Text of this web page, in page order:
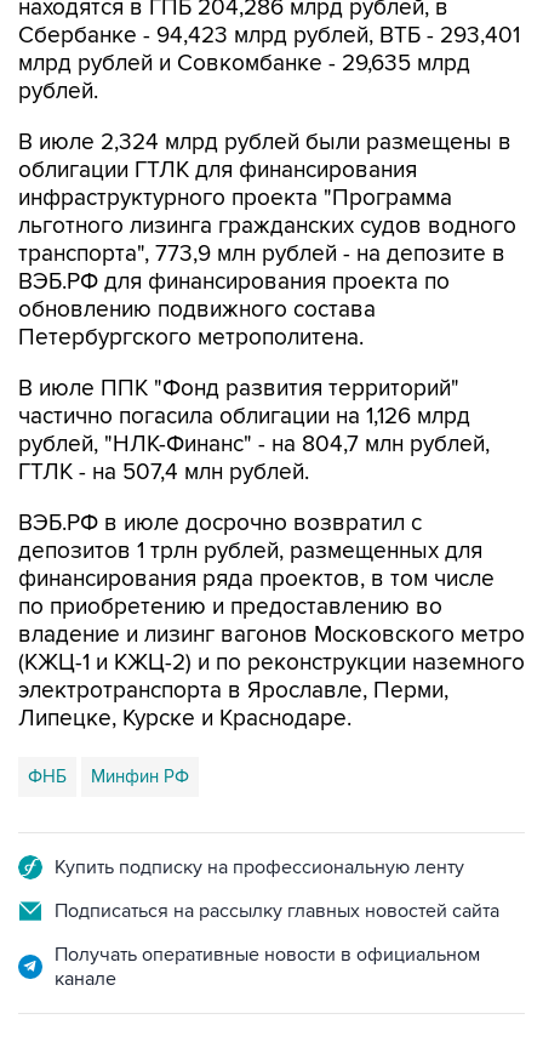
находятся в ГПБ 204,286 млрд рублей, в
Сбербанке - 94,423 млрд рублей, ВТБ - 293,401
млрд рублей и Совкомбанке - 29,635 млрд
рублей.
В июле 2,324 млрд рублей были размещены в
облигации ГТЛК для финансирования
инфраструктурного проекта "Программа
льготного лизинга гражданских судов водного
транспорта", 773,9 млн рублей - на депозите в
ВЭБ.РФ для финансирования проекта по
обновлению подвижного состава
Петербургского метрополитена.
В июле ППК "Фонд развития территорий"
частично погасила облигации на 1,126 млрд
рублей, "НЛК-Финанс" - на 804,7 млн рублей,
ГТЛК - на 507,4 млн рублей.
ВЭБ.РФ в июле досрочно возвратил с
депозитов 1 трлн рублей, размещенных для
финансирования ряда проектов, в том числе
по приобретению и предоставлению во
владение и лизинг вагонов Московского метро
(КЖЦ-1 и КЖЦ-2) и по реконструкции наземного
электротранспорта в Ярославле, Перми,
Липецке, Курске и Краснодаре.
ФНБ Минфин РФ
Купить подписку на профессиональную ленту
Подписаться на рассылку главных новостей сайта
Получать оперативные новости в официальном
канале